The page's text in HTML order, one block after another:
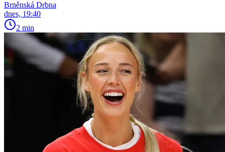
Brněnská Drbna
dnes, 19:40
2 min